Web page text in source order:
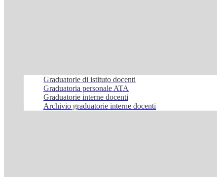
Graduatorie di istituto docenti
Graduatoria personale ATA
Graduatorie interne docenti
Archivio graduatorie interne docenti